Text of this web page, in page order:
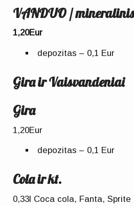
VANDUO /
1,20Eur
depozitas – 0,1 Eur
Gira ir Vaisvandeniai
Gira
1,20Eur
depozitas – 0,1 Eur
Cola ir kt.
0,33l Coca cola, Fanta,